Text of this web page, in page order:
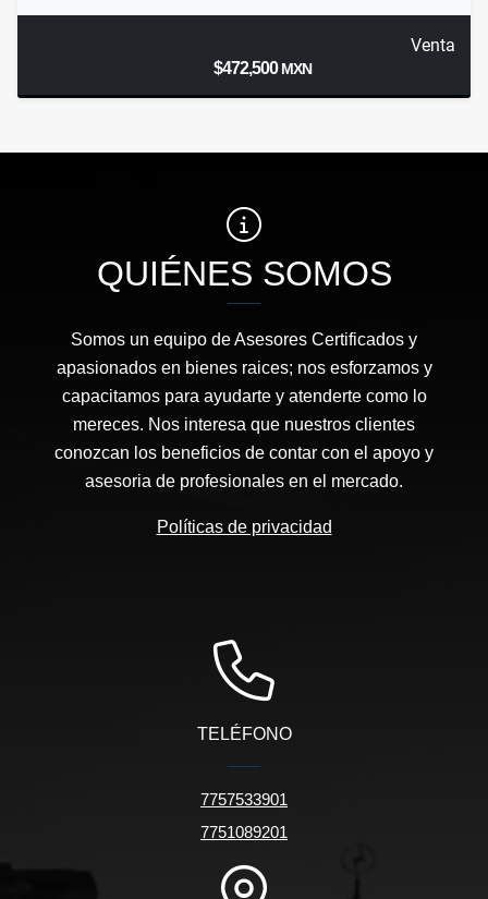
Venta
$472,500MXN
QUIÉNES SOMOS
Somos un equipo de Asesores Certificados y
apasionados en bienes raices; nos esforzamos y
capacitamos para ayudarte y atenderte como lo
mereces. Nos interesa que nuestros clientes
conozcan los beneficios de contar con el apoyo y
asesoria de profesionales en el mercado.
Políticas de privacidad
TELÉFONO
7757533901
7751089201